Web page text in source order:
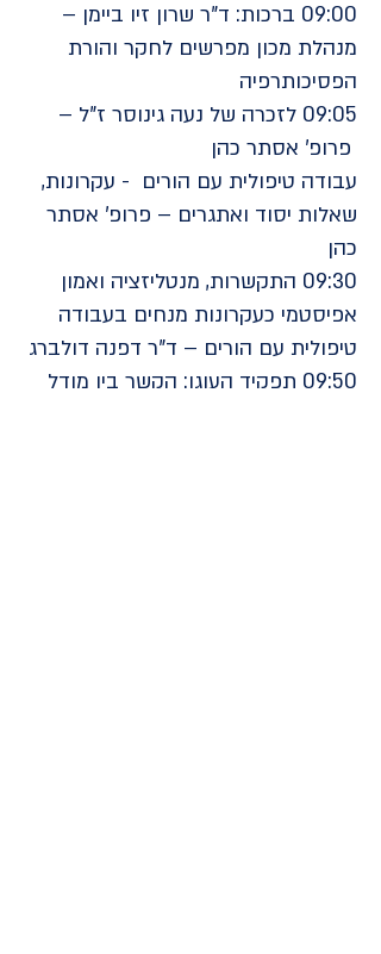
09:00 ברכות: ד"ר שרון זיו ביימן –
מנהלת מכון מפרשים לחקר והורת
הפסיכותרפיה
09:05 לזכרה של נעה גינוסר ז"ל –
פרופ' אסתר כהן
עבודה טיפולית עם הורים - עקרונות,
שאלות יסוד ואתגרים – פרופ' אסתר
כהן
09:30 התקשרות, מנטליזציה ואמון
אפיסטמי כעקרונות מנחים בעבודה
טיפולית עם הורים – ד"ר דפנה דולברג
09:50 תפקיד העוגן: הקשר בין מודל